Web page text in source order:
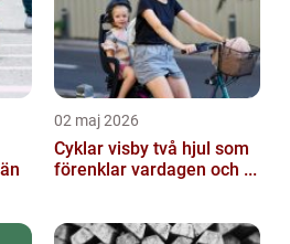
02 maj 2026
Cyklar visby två hjul som
förenklar vardagen och ...